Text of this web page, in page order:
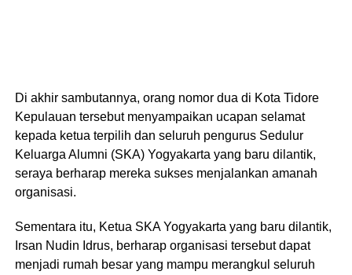
Di akhir sambutannya, orang nomor dua di Kota Tidore
Kepulauan tersebut menyampaikan ucapan selamat
kepada ketua terpilih dan seluruh pengurus Sedulur
Keluarga Alumni (SKA) Yogyakarta yang baru dilantik,
seraya berharap mereka sukses menjalankan amanah
organisasi.
Sementara itu, Ketua SKA Yogyakarta yang baru dilantik,
Irsan Nudin Idrus, berharap organisasi tersebut dapat
menjadi rumah besar yang mampu merangkul seluruh